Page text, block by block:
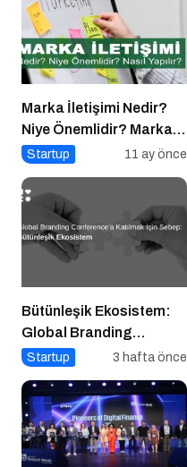
Marka İletişimi Nedir?
Niye Önemlidir? Marka
İletişimi Nasıl Yapılır?
Startup 11 ay önce
Bütünleşik Ekosistem:
Global Branding
Conference’a Katılmak
Startup 3 hafta önce